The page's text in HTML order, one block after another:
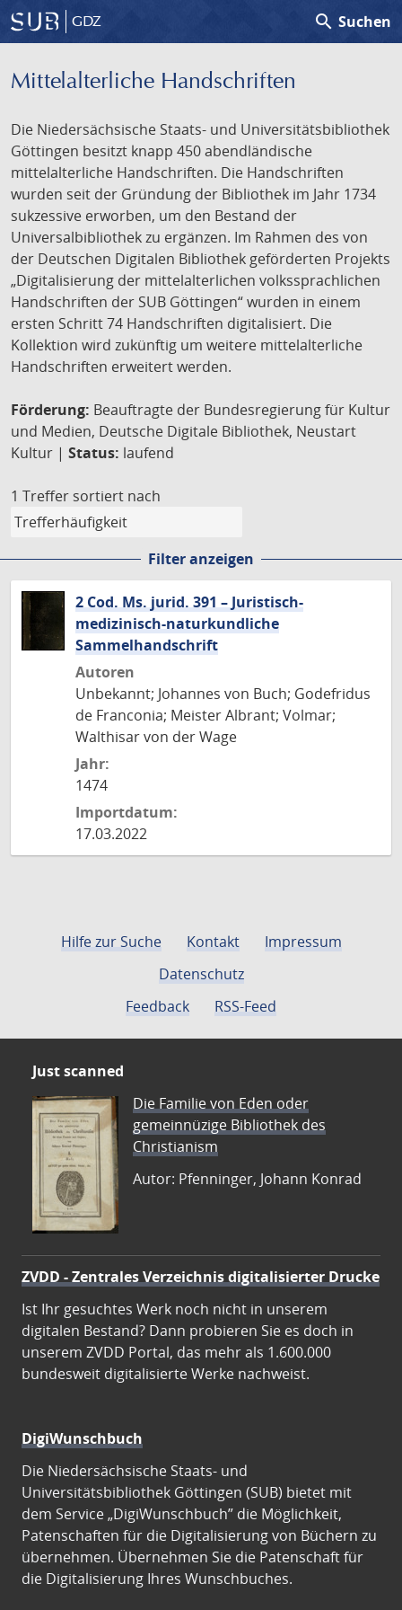
GDZ search Suchen
Mittelalterliche Handschriften
Die Niedersächsische Staats- und Universitätsbibliothek
Göttingen besitzt knapp 450 abendländische
mittelalterliche Handschriften. Die Handschriften
wurden seit der Gründung der Bibliothek im Jahr 1734
sukzessive erworben, um den Bestand der
Universalbibliothek zu ergänzen. Im Rahmen des von
der Deutschen Digitalen Bibliothek geförderten Projekts
„Digitalisierung der mittelalterlichen volkssprachlichen
Handschriften der SUB Göttingen“ wurden in einem
ersten Schritt 74 Handschriften digitalisiert. Die
Kollektion wird zukünftig um weitere mittelalterliche
Handschriften erweitert werden.
Förderung: Beauftragte der Bundesregierung für Kultur
und Medien, Deutsche Digitale Bibliothek, Neustart
Kultur | Status: laufend
1 Treffer sortiert nach
Filter anzeigen
2 Cod. Ms. jurid. 391 – Juristisch-
medizinisch-naturkundliche
Sammelhandschrift
Autoren
Unbekannt; Johannes von Buch; Godefridus
de Franconia; Meister Albrant; Volmar;
Walthisar von der Wage
Jahr:
1474
Importdatum:
17.03.2022
Hilfe zur Suche Kontakt
Impressum
Datenschutz
Feedback
RSS-Feed
Just scanned
Die Familie von Eden oder
gemeinnüzige Bibliothek des
Christianism
Autor: Pfenninger, Johann Konrad
ZVDD - Zentrales Verzeichnis digitalisierter Drucke
Ist Ihr gesuchtes Werk noch nicht in unserem
digitalen Bestand? Dann probieren Sie es doch in
unserem ZVDD Portal, das mehr als 1.600.000
bundesweit digitalisierte Werke nachweist.
DigiWunschbuch
Die Niedersächsische Staats- und
Universitätsbibliothek Göttingen (SUB) bietet mit
dem Service „DigiWunschbuch” die Möglichkeit,
Patenschaften für die Digitalisierung von Büchern zu
übernehmen. Übernehmen Sie die Patenschaft für
die Digitalisierung Ihres Wunschbuches.